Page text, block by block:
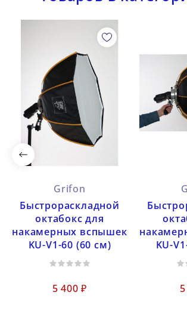
Grifon
Быстрораскладной
октабокс для
накамерных вспышек
KU-V1-60 (60 см)
5 400 ₽
KU-